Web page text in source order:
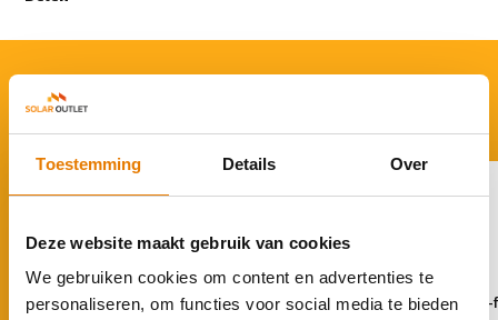
Toestemming Details Over
Deze website maakt gebruik van cookies
We gebruiken cookies om content en advertenties te
personaliseren, om functies voor social media te bieden
ACCESSOIRES
Rond je aankoop af
Huawei SmartGuard 1-fase Huawei SmartGuard 3-